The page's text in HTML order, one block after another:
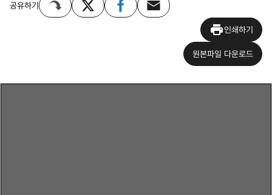
공유하기
인쇄하기
원본파일 다운로드